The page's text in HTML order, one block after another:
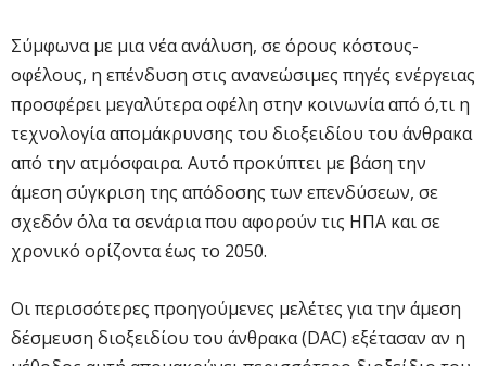
Σύμφωνα με μια νέα ανάλυση, σε όρους κόστους-
οφέλους, η επένδυση στις ανανεώσιμες πηγές ενέργειας
προσφέρει μεγαλύτερα οφέλη στην κοινωνία από ό,τι η
τεχνολογία απομάκρυνσης του διοξειδίου του άνθρακα
από την ατμόσφαιρα. Αυτό προκύπτει με βάση την
άμεση σύγκριση της απόδοσης των επενδύσεων, σε
σχεδόν όλα τα σενάρια που αφορούν τις ΗΠΑ και σε
χρονικό ορίζοντα έως το 2050.
Οι περισσότερες προηγούμενες μελέτες για την άμεση
δέσμευση διοξειδίου του άνθρακα (DAC) εξέτασαν αν η